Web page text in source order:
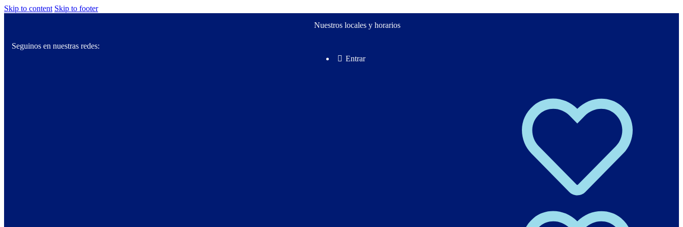
Skip to content Skip to footer
Seguinos en nuestras redes:
Nuestros locales y horarios
Entrar